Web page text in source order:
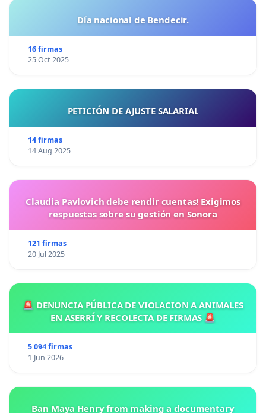
Día nacional de Bendecir.
16 firmas
25 Oct 2025
PETICIÓN DE AJUSTE SALARIAL
14 firmas
14 Aug 2025
Claudia Pavlovich debe rendir cuentas! Exigimos
respuestas sobre su gestión en Sonora
121 firmas
20 Jul 2025
🚨 DENUNCIA PÚBLICA DE VIOLACION A ANIMALES
EN ASERRÍ Y RECOLECTA DE FIRMAS 🚨
5 094 firmas
1 Jun 2026
Ban Maya Henry from making a documentary